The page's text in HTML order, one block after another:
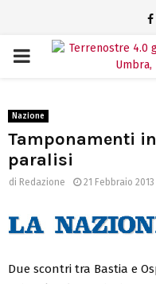
PRIMARY
Nazione
Tamponamenti
paralisi
di Redazione 21 Febbraio 2013
Due scontri tra Bastia e